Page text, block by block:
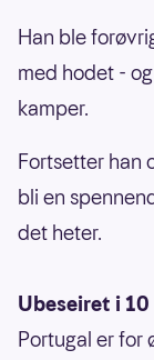
Han ble
med hodet -
kamper.
Fortsetter han
bli en
det heter.
Ubeseiret i
Portugal er for